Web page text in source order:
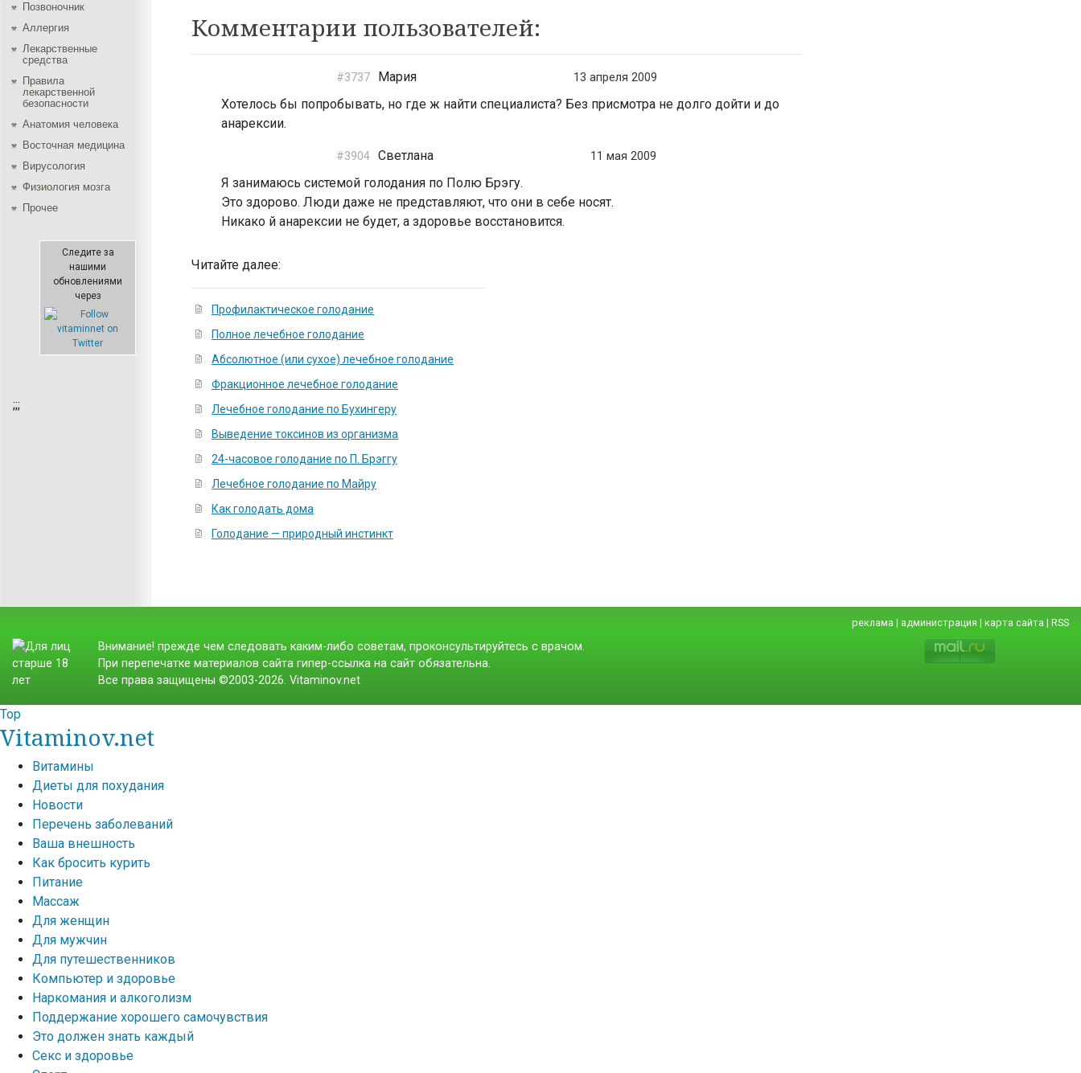
Позвоночник
Аллергия
Лекарственные
средства
Правила
лекарственной
безопасности
Aнатомия человека
Восточная медицина
Вирусология
Физиология мозга
Прочее
Следите за
нашими
обновлениями
через
;;;
Комментарии пользователей:
#3737 Мария 13 апреля 2009
Хотелось бы попробывать, но где ж найти специалиста? Без присмотра не долго дойти и до
анарексии.
#3904 Светлана 11 мая 2009
Я занимаюсь системой голодания по Полю Брэгу.
Это здорово. Люди даже не представляют, что они в себе носят.
Никако й анарексии не будет, а здоровье восстановится.
Читайте далее:
Профилактическое голодание
Полное лечебное голодание
Абсолютное (или сухое) лечебное голодание
Фракционное лечебное голодание
Лечебное голодание по Бухингеру
Выведение токсинов из организма
24-часовое голодание по П. Брэггу
Лечебное голодание по Майру
Как голодать дома
Голодание — природный инстинкт
реклама | администрация | карта сайта | RSS
Внимание! прежде чем следовать каким-либо советам, проконсультируйтесь с врачом.
При перепечатке материалов сайта гипер-ссылка на сайт обязательна.
Все права защищены ©2003-2026. Vitaminov.net
Top
Vitaminov.net
Витамины
Диеты для похудания
Новости
Перечень заболеваний
Ваша внешность
Как бросить курить
Питание
Массаж
Для женщин
Для мужчин
Для путешественников
Компьютер и здоровье
Наркомания и алкоголизм
Поддержание хорошего самочувствия
Это должен знать каждый
Секс и здоровье